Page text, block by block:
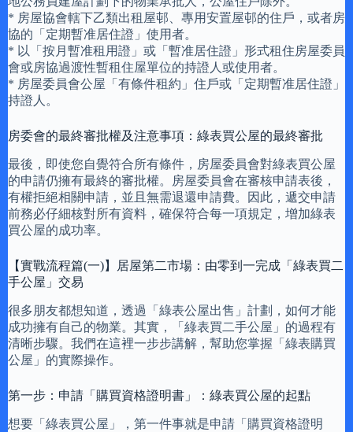
* 房屋協會轄下乙類出租屋邨、專用安置屋邨的住戶，或者房
協的「定期暫准居住證」使用者。
* 以「按月暫准租用證」或「暫准居住證」形式租住房屋委員
會或房協過渡性暫租住屋單位的持證人或使用者。
* 房屋委員會公屋「有條件租約」住戶或「定期暫准居住證」
持證人。
房委會的最終審批權及注意事項：綠表買公屋的最終審批
最後，即使您自覺符合所有條件，房屋委員會對綠表買公屋
的申請仍擁有最終的審批權。房屋委員會在審核申請表後，
有權拒絕相關申請，並且無需退還申請費。因此，遞交申請
前務必仔細核對所有資料，確保符合每一項規定，增加綠表
買公屋的成功率。
【實戰流程篇(一)】居屋第二市場：由零到一完成「綠表買二
手公屋」交易
很多朋友都想知道，透過「綠表公屋出售」計劃，如何才能
成功擁有自己的物業。其實，「綠表買二手公屋」的過程有
清晰步驟。我們在這裡一步步講解，幫助您掌握「綠表購買
公屋」的實際操作。
第一步：申請「購買資格證明書」：綠表買公屋的起點
想要「綠表買公屋」，第一件事就是申請「購買資格證明